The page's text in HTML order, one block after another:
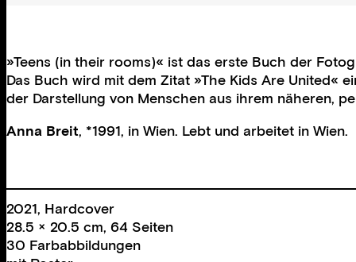
»Teens (in their rooms)« ist das erste Buch der
Das Buch wird mit dem Zitat »The Kids Are United«
der Darstellung von Menschen aus ihrem näheren,
Anna Breit, *1991, in Wien. Lebt und arbeitet in Wien.
2021, Hardcover
28.5 × 20.5 cm, 64 Seiten
30 Farbabbildungen